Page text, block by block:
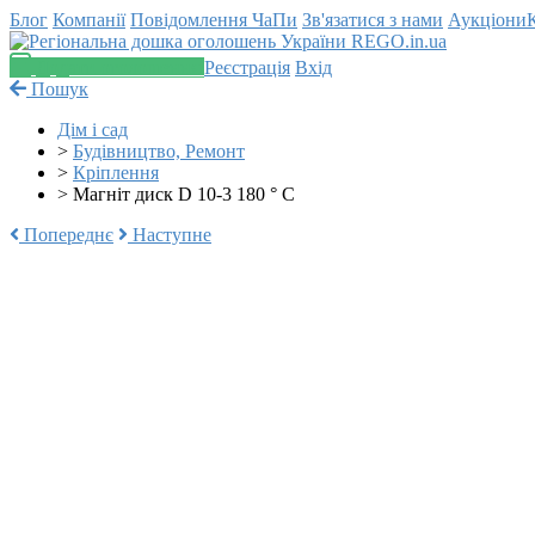
Блог Компанії Повідомлення ЧаПи Зв'язатися з нами Аукціони
Реєстрація Вхід
Пошук
Дім і сад
> Будівництво, Ремонт
> Кріплення
> Магніт диск D 10-3 180 ° C
Попереднє
Наступне